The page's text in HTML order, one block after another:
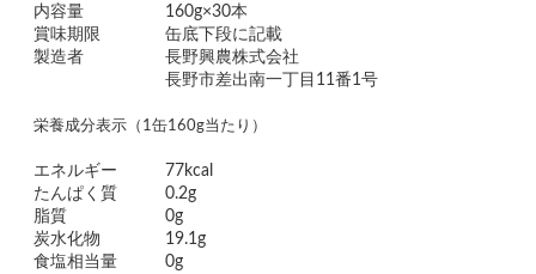
内容量
160g×30本
賞味期限
缶底下段に記載
製造者
長野興農株式会社
長野市差出南一丁目11番1号
栄養成分表示（1缶160g当たり）
エネルギー
77kcal
たんぱく質
0.2g
脂質
0g
炭水化物
19.1g
食塩相当量
0g